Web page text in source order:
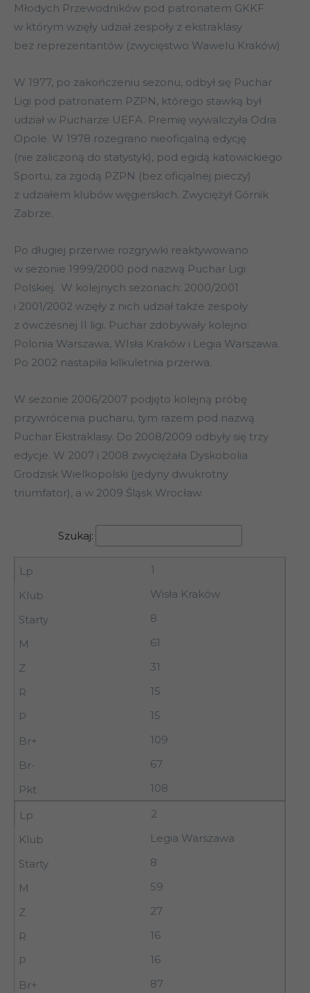
Młodych Przewodników pod patronatem GKKF
w którym wzięły udział zespoły z ekstraklasy
bez reprezentantów (zwycięstwo Wawelu Kraków)
W 1977, po zakończeniu sezonu, odbył się Puchar
Ligi pod patronatem PZPN, którego stawką był
udział w Pucharze UEFA. Premię wywalczyła Odra
Opole. W 1978 rozegrano nieoficjalną edycję
(nie zaliczoną do statystyk), pod egidą katowickiego
Sportu, za zgodą PZPN (bez oficjalnej pieczy)
z udziałem klubów węgierskich. Zwyciężył Górnik
Zabrze.
Po długiej przerwie rozgrywki reaktywowano
w sezonie 1999/2000 pod nazwą Puchar Ligi
Polskiej. W kolejnych sezonach: 2000/2001
i 2001/2002 wzięły z nich udział także zespoły
z ówczesnej II ligi. Puchar zdobywały kolejno:
Polonia Warszawa, WIsła Kraków i Legia Warszawa.
Po 2002 nastapiła kilkuletnia przerwa.
W sezonie 2006/2007 podjęto kolejną próbę
przywrócenia pucharu, tym razem pod nazwą
Puchar Ekstraklasy. Do 2008/2009 odbyły się trzy
edycje. W 2007 i 2008 zwyciężała Dyskobolia
Grodzisk Wielkopolski (jedyny dwukrotny
triumfator), a w 2009 Śląsk Wrocław.
Szukaj:
1
Wisła Kraków
8
61
31
15
15
109
67
108
2
Legia Warszawa
8
59
27
16
16
87